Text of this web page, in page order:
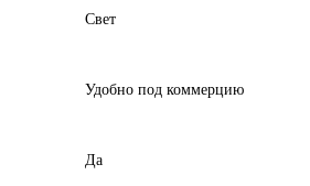
Свет
Удобно под коммерцию
Да